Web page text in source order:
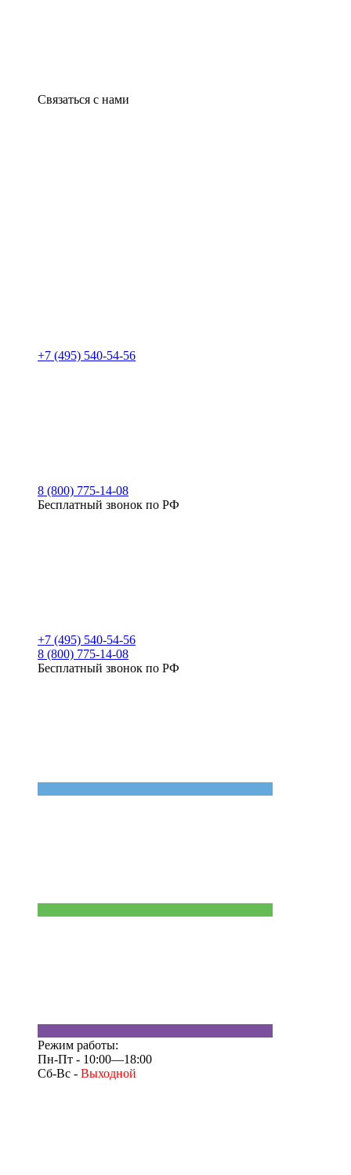
Связаться с нами
+7 (495) 540-54-56
8 (800) 775-14-08
Бесплатный звонок по РФ
+7 (495) 540-54-56
8 (800) 775-14-08
Бесплатный звонок по РФ
Режим работы:
Пн-Пт - 10:00—18:00
Сб-Вс - Выходной